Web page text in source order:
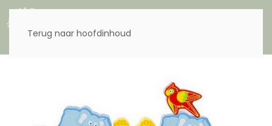
Terug naar hoofdinhoud